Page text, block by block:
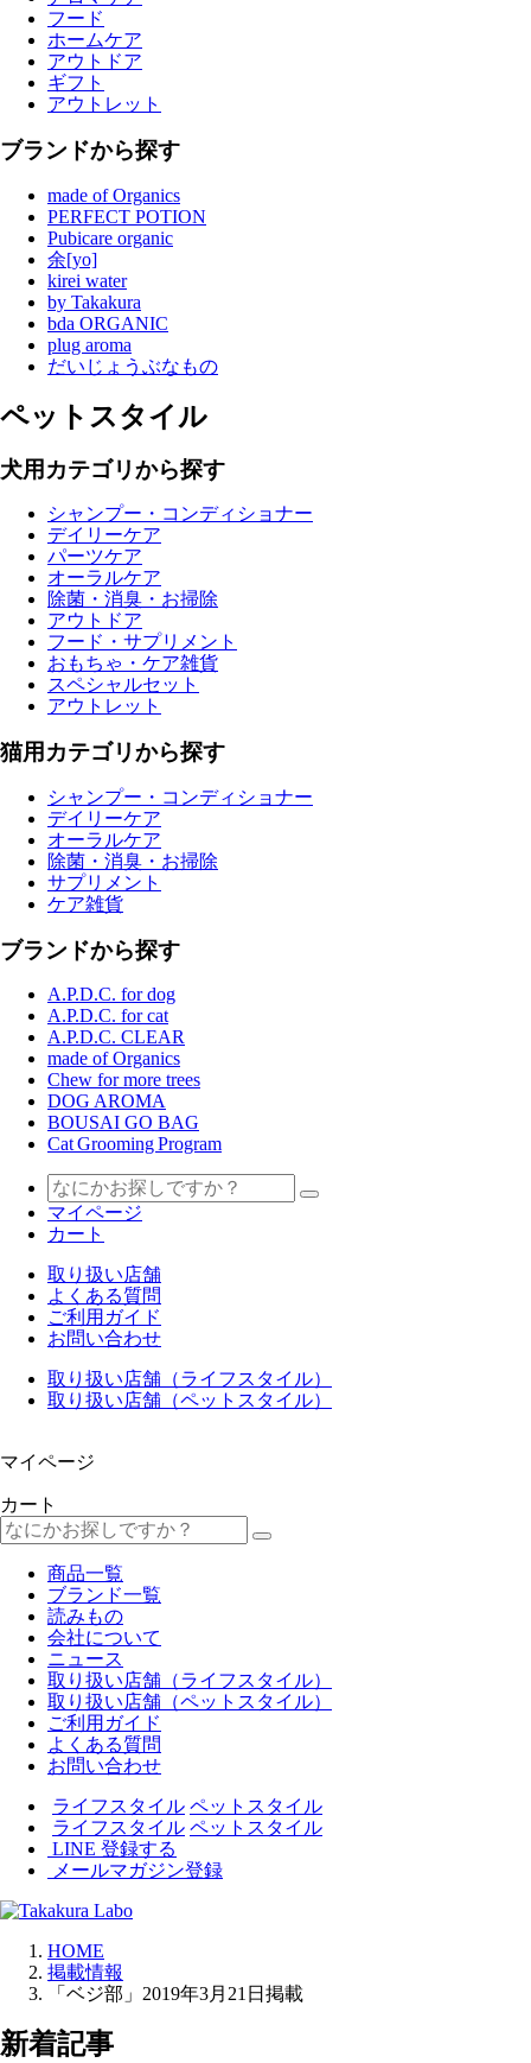
フード
ホームケア
アウトドア
ギフト
アウトレット
ブランドから探す
made of Organics
PERFECT POTION
Pubicare organic
余[yo]
kirei water
by Takakura
bda ORGANIC
plug aroma
だいじょうぶなもの
ペットスタイル
犬用カテゴリから探す
シャンプー・コンディショナー
デイリーケア
パーツケア
オーラルケア
除菌・消臭・お掃除
アウトドア
フード・サプリメント
おもちゃ・ケア雑貨
スペシャルセット
アウトレット
猫用カテゴリから探す
シャンプー・コンディショナー
デイリーケア
オーラルケア
除菌・消臭・お掃除
サプリメント
ケア雑貨
ブランドから探す
A.P.D.C. for dog
A.P.D.C. for cat
A.P.D.C. CLEAR
made of Organics
Chew for more trees
DOG AROMA
BOUSAI GO BAG
Cat Grooming Program
マイページ
カート
取り扱い店舗
よくある質問
ご利用ガイド
お問い合わせ
取り扱い店舗（ライフスタイル）
取り扱い店舗（ペットスタイル）
マイページ
カート
商品一覧
ブランド一覧
読みもの
会社について
ニュース
取り扱い店舗（ライフスタイル）
取り扱い店舗（ペットスタイル）
ご利用ガイド
よくある質問
お問い合わせ
ライフスタイル ペットスタイル
ライフスタイル ペットスタイル
LINE 登録する
メールマガジン登録
HOME
掲載情報
「ベジ部」2019年3月21日掲載
新着記事